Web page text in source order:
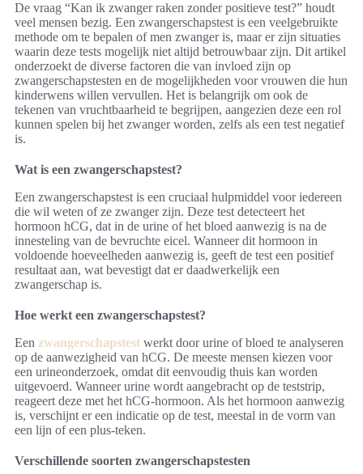
De vraag “Kan ik zwanger raken zonder positieve test?” houdt
veel mensen bezig. Een zwangerschapstest is een veelgebruikte
methode om te bepalen of men zwanger is, maar er zijn situaties
waarin deze tests mogelijk niet altijd betrouwbaar zijn. Dit artikel
onderzoekt de diverse factoren die van invloed zijn op
zwangerschapstesten en de mogelijkheden voor vrouwen die hun
kinderwens willen vervullen. Het is belangrijk om ook de
tekenen van vruchtbaarheid te begrijpen, aangezien deze een rol
kunnen spelen bij het zwanger worden, zelfs als een test negatief
is.
Wat is een zwangerschapstest?
Een zwangerschapstest is een cruciaal hulpmiddel voor iedereen
die wil weten of ze zwanger zijn. Deze test detecteert het
hormoon hCG, dat in de urine of het bloed aanwezig is na de
innesteling van de bevruchte eicel. Wanneer dit hormoon in
voldoende hoeveelheden aanwezig is, geeft de test een positief
resultaat aan, wat bevestigt dat er daadwerkelijk een
zwangerschap is.
Hoe werkt een zwangerschapstest?
Een zwangerschapstest werkt door urine of bloed te analyseren
op de aanwezigheid van hCG. De meeste mensen kiezen voor
een urineonderzoek, omdat dit eenvoudig thuis kan worden
uitgevoerd. Wanneer urine wordt aangebracht op de teststrip,
reageert deze met het hCG-hormoon. Als het hormoon aanwezig
is, verschijnt er een indicatie op de test, meestal in de vorm van
een lijn of een plus-teken.
Verschillende soorten zwangerschapstesten